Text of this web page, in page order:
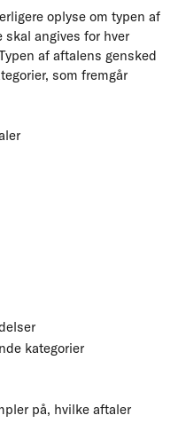
oplyse om typen af
angives for hver
af aftalens gensked
som fremgår
kategorier
på, hvilke aftaler